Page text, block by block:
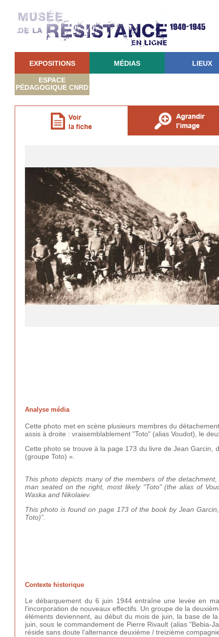
EXPOSITIONS MÉDIAS LIEUX
ESPACE
PÉDAGOGIQUE CNRD
Analyse média
Cette photo met en scène plusieurs membres du
assis à droite : vraisemblablement "Toto" (alias Voudot), le
Cette photo se trouve à la page 173 du livre de Jean Garcin,
(groupe Toto) ».
This photo depicts many of the members of the
man seated on the right, most likely "Toto" (the alias of
Waska and Nikolaiev.
This photo is found on page 173 of the book by Jean
Toto)”.
Contexte historique
Le débarquement du 6 juin 1944 entraîne une levée en
l’incorporation de nouveaux effectifs. Un groupe de la
éléments deviennent, au début du mois de juin, la base de
juin, sous le commandement de Pierre Rivault (alias "Bebia-
réside sans doute l’alternance deuxième / treizième